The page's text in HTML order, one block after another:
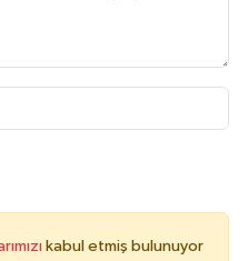
kabul etmiş bulunuyor